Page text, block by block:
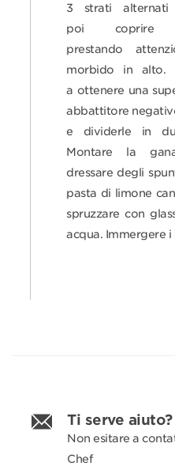
3 strati
poi coprire
prestando
morbido in alto.
a ottenere una
abbattitore
e dividerle in
Montare la
dressare degli
pasta di limone
spruzzare con
acqua. Immergere
Ti serve aiuto?
Non esitare a
Chef